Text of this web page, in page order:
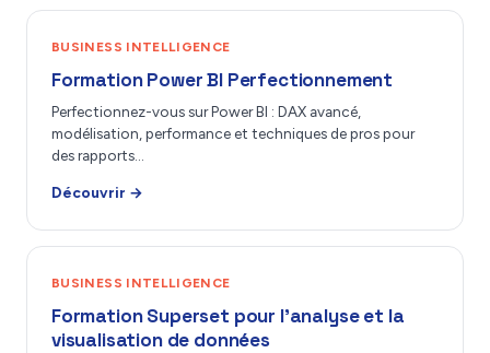
BUSINESS INTELLIGENCE
Formation Power BI Perfectionnement
Perfectionnez-vous sur Power BI : DAX avancé,
modélisation, performance et techniques de pros pour
des rapports…
Découvrir →
BUSINESS INTELLIGENCE
Formation Superset pour l’analyse et la
visualisation de données